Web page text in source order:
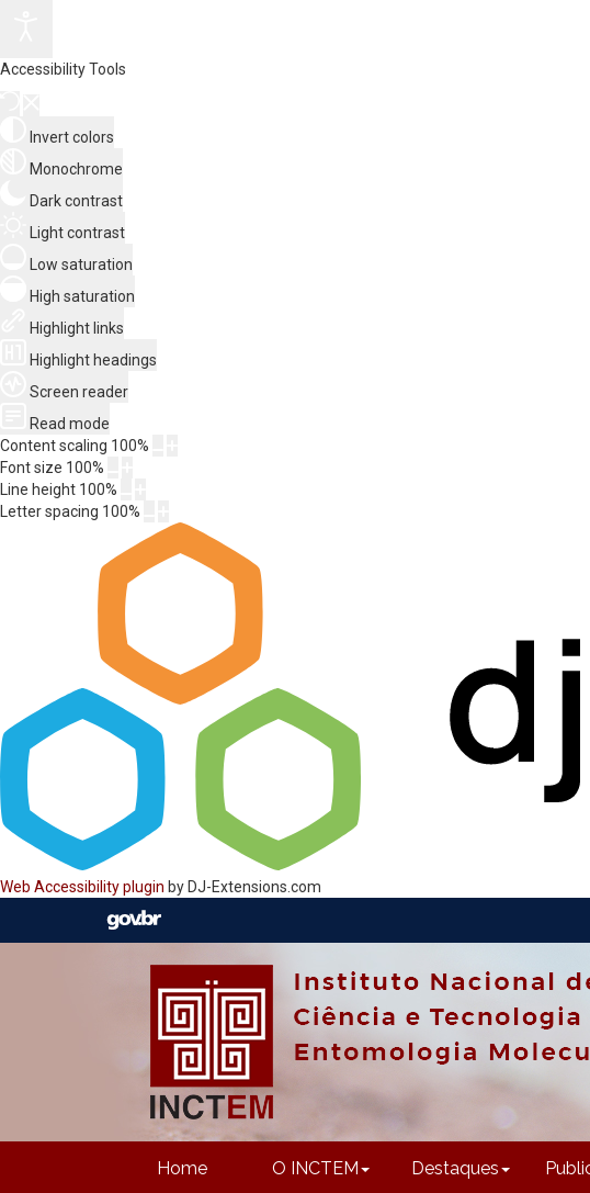
Accessibility Tools
Invert colors
Monochrome
Dark contrast
Light contrast
Low saturation
High saturation
Highlight links
Highlight headings
Screen reader
Read mode
Content scaling 100%
Font size 100%
Line height 100%
Letter spacing 100%
Web Accessibility plugin by DJ-Extensions.com
Home O INCTEM Destaques